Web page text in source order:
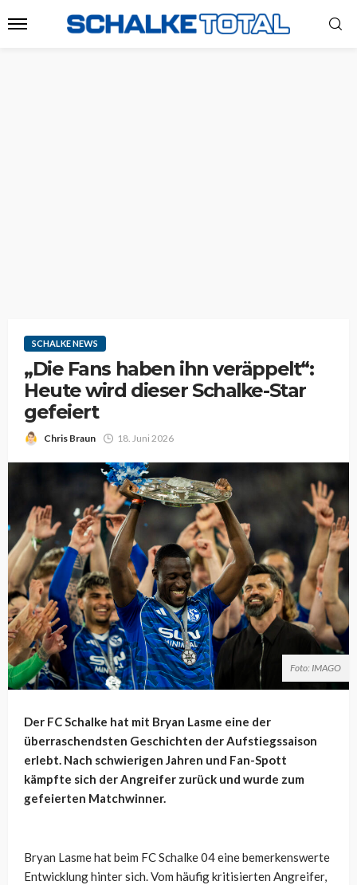
SCHALKE NEWS
„Die Fans haben ihn veräppelt“:
Heute wird dieser Schalke-Star
gefeiert
Chris Braun 18. Juni 2026
Foto: IMAGO
Der FC Schalke hat mit Bryan Lasme eine der
überraschendsten Geschichten der Aufstiegssaison
erlebt. Nach schwierigen Jahren und Fan-Spott
kämpfte sich der Angreifer zurück und wurde zum
gefeierten Matchwinner.
Bryan Lasme hat beim FC Schalke 04 eine bemerkenswerte
Entwicklung hinter sich. Vom häufig kritisierten Angreifer,